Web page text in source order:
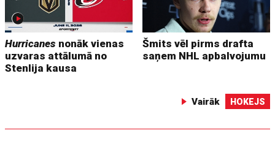
Hurricanes nonāk vienas
uzvaras attālumā no
Stenlija kausa
Šmits vēl pirms drafta
saņem NHL apbalvojumu
Vairāk HOKEJS